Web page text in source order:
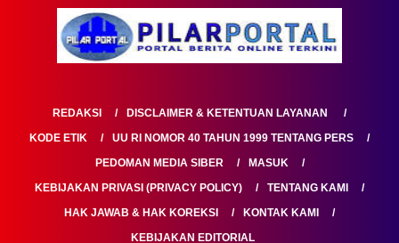
REDAKSI
DISCLAIMER & KETENTUAN LAYANAN
KODE ETIK
UU RI NOMOR 40 TAHUN 1999 TENTANG PERS
PEDOMAN MEDIA SIBER
MASUK
KEBIJAKAN PRIVASI (PRIVACY POLICY)
TENTANG KAMI
HAK JAWAB & HAK KOREKSI
KONTAK KAMI
KEBIJAKAN EDITORIAL